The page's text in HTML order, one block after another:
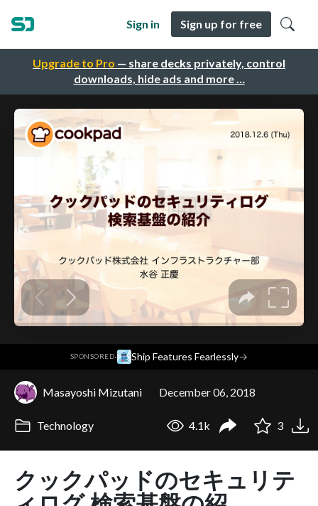
Upgrade to Pro — share decks privately, control
downloads, hide ads and more …
Sign in Sign up for free
SPONSORED· Ship Features Fearlessly→
Masayoshi Mizutani December 06, 2018
Technology 4.1k 3
クックパッドのセキュリテ